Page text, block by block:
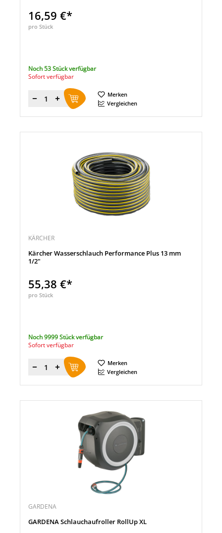
16,59 €*
pro Stück
Noch 53 Stück verfügbar
Sofort verfügbar
Menge
Merken
Vergleichen
KÄRCHER
Kärcher Wasserschlauch Performance Plus 13 mm
1/2"
55,38 €*
pro Stück
Noch 9999 Stück verfügbar
Sofort verfügbar
Menge
Merken
Vergleichen
GARDENA
GARDENA Schlauchaufroller RollUp XL